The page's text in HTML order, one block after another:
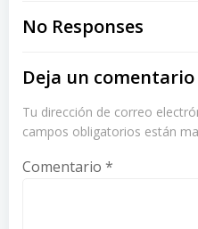
navigation
No Responses
Deja un comentario
Tu dirección de correo
campos obligatorios están
Comentario *